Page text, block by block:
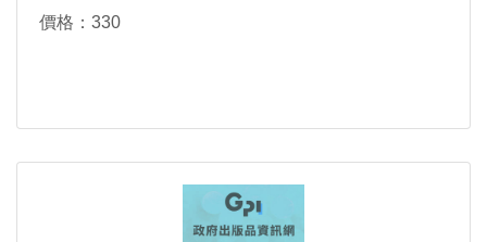
價格：330